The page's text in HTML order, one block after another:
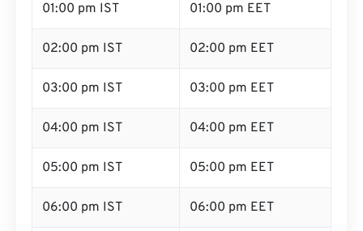
01:00 pm IST 01:00 pm EET
02:00 pm IST 02:00 pm EET
03:00 pm IST 03:00 pm EET
04:00 pm IST 04:00 pm EET
05:00 pm IST 05:00 pm EET
06:00 pm IST 06:00 pm EET